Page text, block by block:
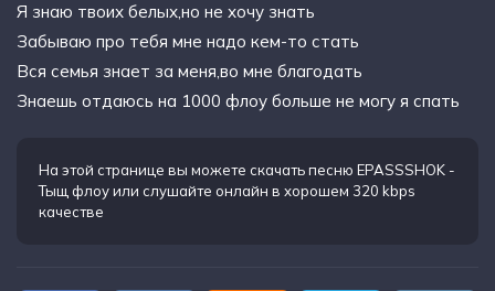
Я знаю твоих белых,но не хочу знать
Забываю про тебя мне надо кем-то стать
Вся семья знает за меня,во мне благодать
Знаешь отдаюсь на 1000 флоу больше не могу я спать
На этой странице вы можете скачать песню EPASSSHOK -
Тыщ флоуили слушайте онлайн в хорошем 320 kbps
качестве